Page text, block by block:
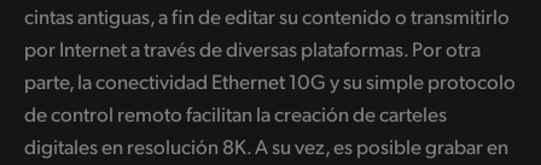
cintas antiguas, a fin de editar su contenido o transmitirlo
por Internet a través de diversas plataformas. Por otra
parte, la conectividad Ethernet 10G y su simple protocolo
de control remoto facilitan la creación de carteles
digitales en resolución 8K. A su vez, es posible grabar en